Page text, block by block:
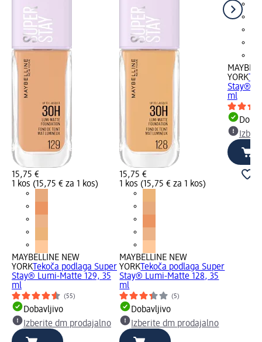
15,75 €
1 kos (15,75 € za 1 kos)
MAYBELLINE NEW
YORK Tekoča podlaga Super
Stay® Lumi-Matte 129, 35
ml
(55)
Dobavljivo
Izberite dm prodajalno
15,75 €
1 kos (15,75 € za 1 kos)
MAYBELLINE NEW
YORK Tekoča podlaga Super
Stay® Lumi-Matte 128, 35
ml
(5)
Dobavljivo
Izberite dm prodajalno
YORK
Stay®
ml